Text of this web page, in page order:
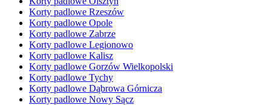
Korty padlowe Rzeszów
Korty padlowe Opole
Korty padlowe Zabrze
Korty padlowe Legionowo
Korty padlowe Kalisz
Korty padlowe Gorzów Wielkopolski
Korty padlowe Tychy
Korty padlowe Dąbrowa Górnicza
Korty padlowe Nowy Sącz